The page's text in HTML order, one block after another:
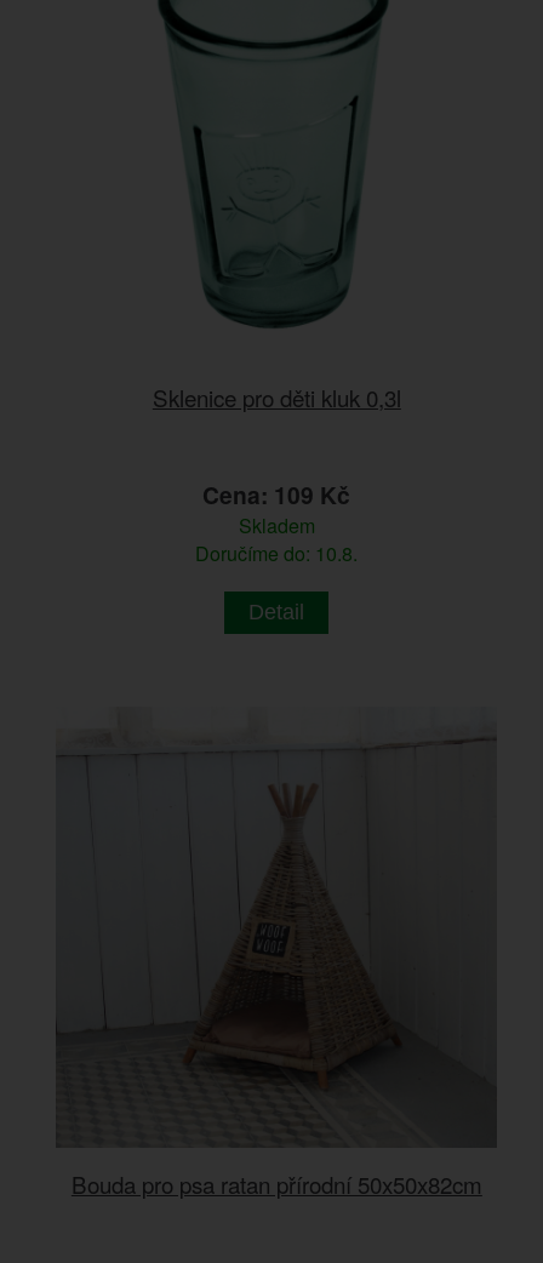
Sklenice pro děti kluk 0,3l
Cena: 109 Kč
Skladem
Doručíme do: 10.8.
Detail
Bouda pro psa ratan přírodní 50x50x82cm